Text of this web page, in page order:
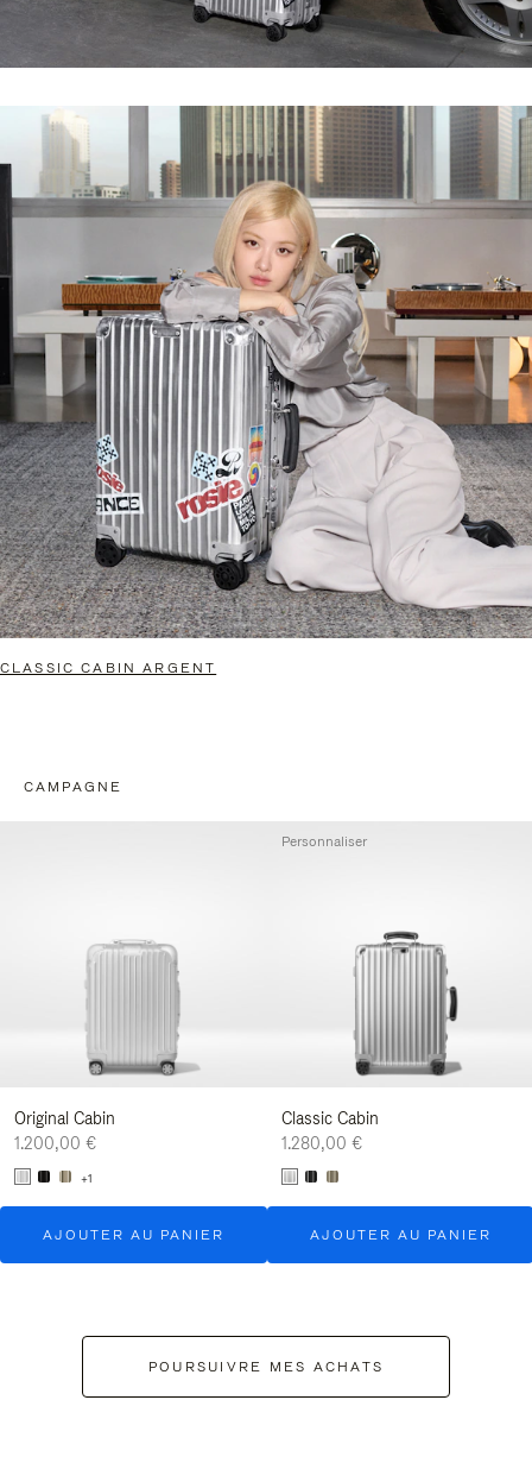
CLASSIC CABIN ARGENT
CAMPAGNE
Original Cabin
1.200,00 €
+1
AJOUTER AU PANIER
Classic Cabin
1.280,00 €
AJOUTER AU PANIER
Personnaliser
POURSUIVRE MES ACHATS